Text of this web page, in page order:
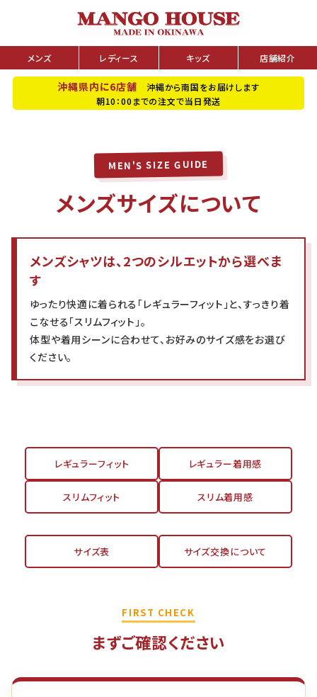
メンズ レディース キッズ 店舗紹介
沖縄県内に6店舗 沖縄から南国をお届けします
朝10：00までの注文で当日発送
MEN'S SIZE GUIDE
メンズサイズについて
メンズシャツは、2つのシルエットから選べま
す
ゆったり快適に着られる「レギュラーフィット」と、すっきり着
こなせる「スリムフィット」。
体型や着用シーンに合わせて、お好みのサイズ感をお選び
ください。
レギュラーフィット レギュラー着用感
スリムフィット スリム着用感
サイズ表 サイズ交換について
FIRST CHECK
まずご確認ください